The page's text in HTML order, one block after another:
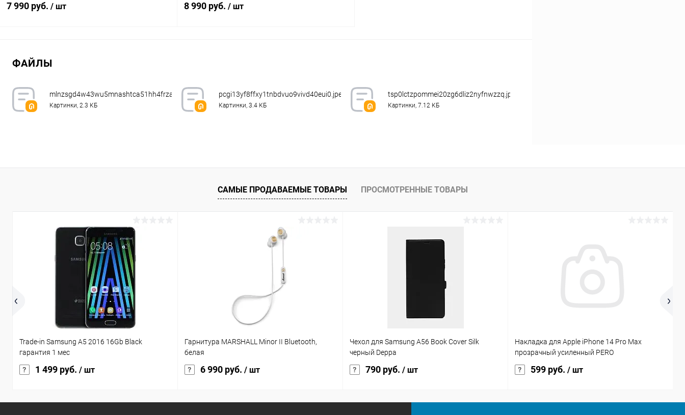
7 990 руб. / шт
В избранное В наличии
8 990 руб. / шт
В избранное В наличии
ФАЙЛЫ
mlnzsgd4w43wu5mnashtca51hh4frzar.jpeg.webp
Картинки, 2.3 КБ
pcgi13yf8ffxy1tnbdvuo9vivd40eui0.jpeg.webp
Картинки, 3.4 КБ
tsp0lctzpommei20zg6dliz2nyfnwzzq.jpeg.webp
Картинки, 7.12 КБ
САМЫЕ ПРОДАВАЕМЫЕ ТОВАРЫ ПРОСМОТРЕННЫЕ ТОВАРЫ
Trade-in Samsung A5 2016 16Gb Black
гарантия 1 мес
1 499 руб. / шт
Гарнитура MARSHALL Minor II Bluetooth,
белая
6 990 руб. / шт
Чехол для Samsung A56 Book Cover Silk
черный Deppa
790 руб. / шт
Накладка для Apple iPhone 14 Pro Max
прозрачный усиленный PERO
599 руб. / шт